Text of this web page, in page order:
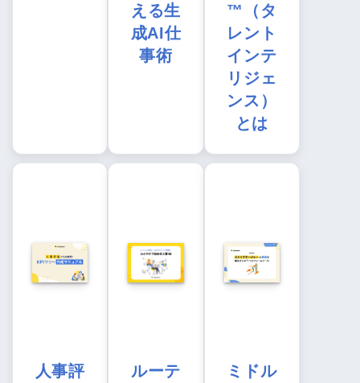
える生
成AI仕
事術
™（タ
レント
インテ
リジェ
ンス）
とは
人事評
ルーテ
ミドル